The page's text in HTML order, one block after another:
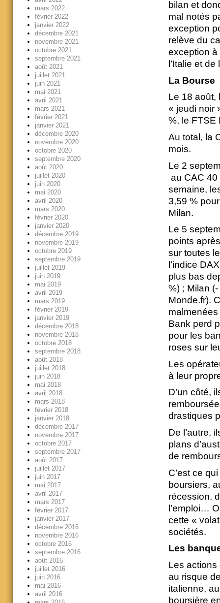
bilan et
mal notés
exception
relève du
exception
l’Italie et de
La Bourse
Le 18 août,
« jeudi noir
%, le FTSE
Au total, la
mois.
Le 2
au CAC 40
semaine,
3,59 %
Milan.
Le 5
points
sur toutes
l’indice
plus bas
%) ; Milan
Monde.fr).
Bank perd
pour les
roses sur
Les
à leur
D’un côté,
drastiques
De l’autre,
plans
de
C’est ce
boursiers,
récession,
l’emploi…
cette «
sociétés.
Les
Les actions
au risque
italienne,
boursière
mars 2022
février 2022
janvier 2022
décembre 2021
novembre 2021
octobre 2021
septembre 2021
août 2021
juillet 2021
juin 2021
mai 2021
avril 2021
mars 2021
février 2021
janvier 2021
décembre 2020
novembre 2020
octobre 2020
septembre 2020
août 2020
juillet 2020
juin 2020
mai 2020
avril 2020
mars 2020
février 2020
janvier 2020
décembre 2019
novembre 2019
octobre 2019
septembre 2019
juillet 2019
juin 2019
mai 2019
avril 2019
mars 2019
février 2019
janvier 2019
décembre 2018
novembre 2018
octobre 2018
septembre 2018
août 2018
juillet 2018
juin 2018
mai 2018
avril 2018
mars 2018
février 2018
janvier 2018
décembre 2017
novembre 2017
octobre 2017
septembre 2017
août 2017
juillet 2017
juin 2017
mai 2017
avril 2017
mars 2017
février 2017
janvier 2017
décembre 2016
novembre 2016
octobre 2016
septembre 2016
août 2016
juillet 2016
juin 2016
mai 2016
avril 2016